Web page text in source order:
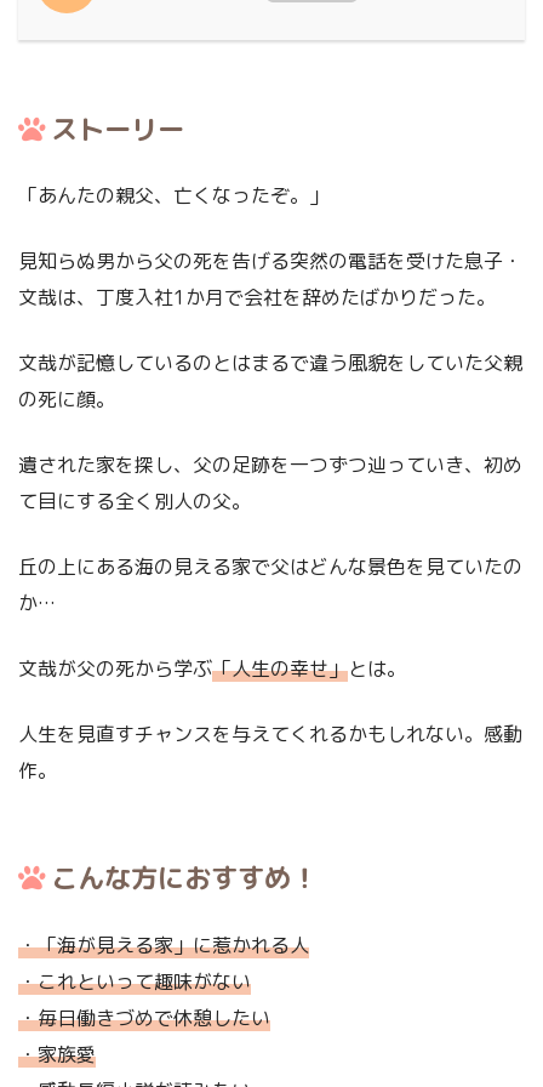
ストーリー
「あんたの親父、亡くなったぞ。」
見知らぬ男から父の死を告げる突然の電話を受けた息子・
文哉は、丁度入社1か月で会社を辞めたばかりだった。
文哉が記憶しているのとはまるで違う風貌をしていた父親
の死に顔。
遺された家を探し、父の足跡を一つずつ辿っていき、初め
て目にする全く別人の父。
丘の上にある海の見える家で父はどんな景色を見ていたの
か…
文哉が父の死から学ぶ「人生の幸せ」とは。
人生を見直すチャンスを与えてくれるかもしれない。感動
作。
こんな方におすすめ！
・「海が見える家」に惹かれる人
・これといって趣味がない
・毎日働きづめで休憩したい
・家族愛